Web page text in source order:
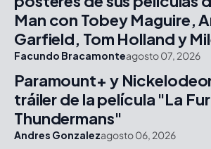
Man con Tobey Maguire,
Garfield, Tom Holland y
Facundo Bracamonteagosto 07, 2026
Paramount+ y
tráiler de la película "La
Thundermans"
Andres Gonzalezagosto 06, 2026